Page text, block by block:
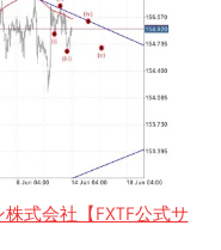
式会社【FXTF公式サ